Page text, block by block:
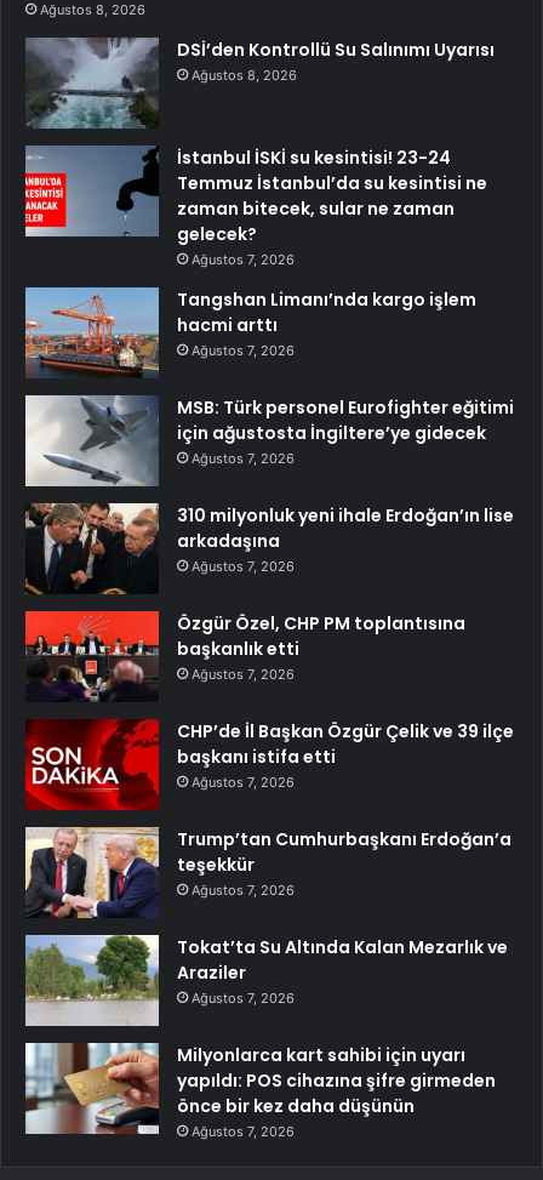
Ağustos 8, 2026
DSİ’den Kontrollü Su Salınımı Uyarısı
Ağustos 8, 2026
İstanbul İSKİ su kesintisi! 23-24
Temmuz İstanbul’da su kesintisi ne
zaman bitecek, sular ne zaman
gelecek?
Ağustos 7, 2026
Tangshan Limanı’nda kargo işlem
hacmi arttı
Ağustos 7, 2026
MSB: Türk personel Eurofighter eğitimi
için ağustosta İngiltere’ye gidecek
Ağustos 7, 2026
310 milyonluk yeni ihale Erdoğan’ın lise
arkadaşına
Ağustos 7, 2026
Özgür Özel, CHP PM toplantısına
başkanlık etti
Ağustos 7, 2026
CHP’de İl Başkan Özgür Çelik ve 39 ilçe
başkanı istifa etti
Ağustos 7, 2026
Trump’tan Cumhurbaşkanı Erdoğan’a
teşekkür
Ağustos 7, 2026
Tokat’ta Su Altında Kalan Mezarlık ve
Araziler
Ağustos 7, 2026
Milyonlarca kart sahibi için uyarı
yapıldı: POS cihazına şifre girmeden
önce bir kez daha düşünün
Ağustos 7, 2026